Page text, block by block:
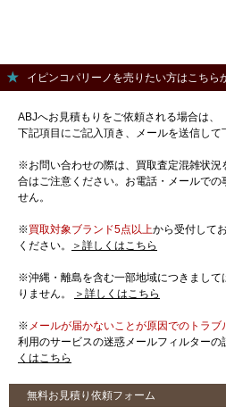
イピンコパリーノを売りたい方はこちら
ABJへお見積もりをご依頼される場合は、
下記項目にご記入頂き、メールを送信して
※お問い合わせの際は、買取査定混雑状況
合はご注意ください。お電話・メールでの
せん。
※買取対象ブランド5点以上から受付して
ください。
＞詳しくはこちら
※沖縄・離島を含む一部地域につきまして
りません。
＞詳しくはこちら
※ メールが届かないことが原因でのトラ
利用のサービスの迷惑メールフィルターの
くはこちら
無料お見積り依頼フォーム